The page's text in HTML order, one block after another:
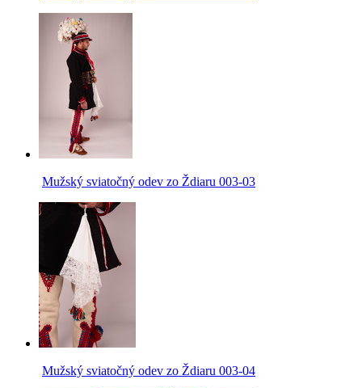
Mužský sviatočný odev zo Ždiaru 003-03
Mužský sviatočný odev zo Ždiaru 003-04